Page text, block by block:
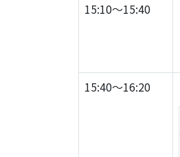
15:10～15:40
15:40～16:20